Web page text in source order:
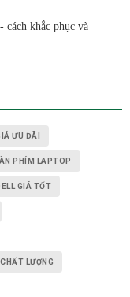
khắc phục và
ƯU ĐÃI
PHÍM LAPTOP
GIÁ TỐT
CHẤT LƯỢNG